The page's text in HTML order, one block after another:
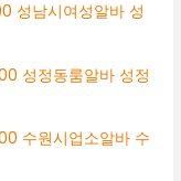
성남시여성알바 성
성정동룸알바 성정
수원시업소알바 수